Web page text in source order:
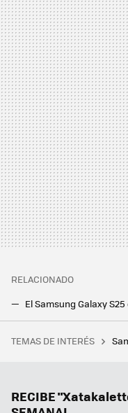
RELACIONADO
TEMAS DE INTERÉS
RECIBE